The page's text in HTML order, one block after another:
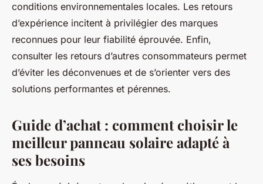
conditions environnementales locales. Les retours
d’expérience incitent à privilégier des marques
reconnues pour leur fiabilité éprouvée. Enfin,
consulter les retours d’autres consommateurs permet
d’éviter les déconvenues et de s’orienter vers des
solutions performantes et pérennes.
Guide d’achat : comment choisir le
meilleur panneau solaire adapté à
ses besoins